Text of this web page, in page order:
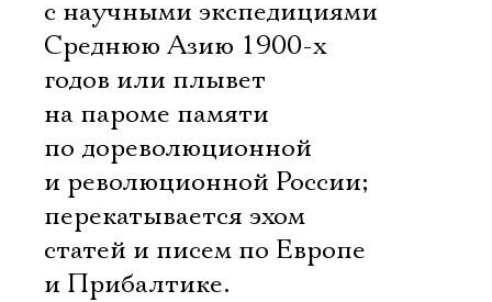
с научными экспедициями
Среднюю Азию 1900-х
годов или плывет
на пароме памяти
по дореволюционной
и революционной России;
перекатывается эхом
статей и писем по Европе
и Прибалтике.